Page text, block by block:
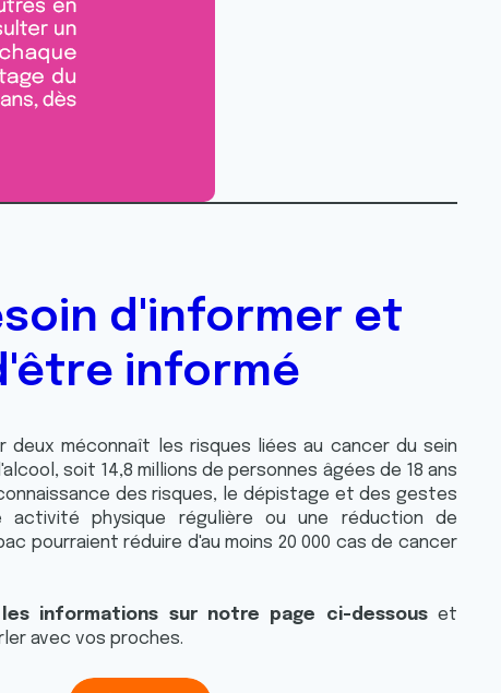
d'informer et
informé
deux méconnaît les risques liées au cancer du sein
soit 14,8 millions de personnes âgées de 18 ans
des risques, le dépistage et des gestes
activité physique régulière ou une réduction de
pourraient réduire d'au moins 20 000 cas de cancer
informations sur notre page ci-dessouset
avec vos proches.